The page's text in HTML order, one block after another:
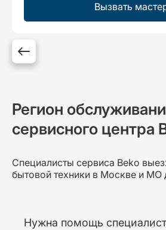
Вызвать
Регион
сервисного центра
Специалисты сервиса Beko
бытовой техники в Москве и
Нужна помощь